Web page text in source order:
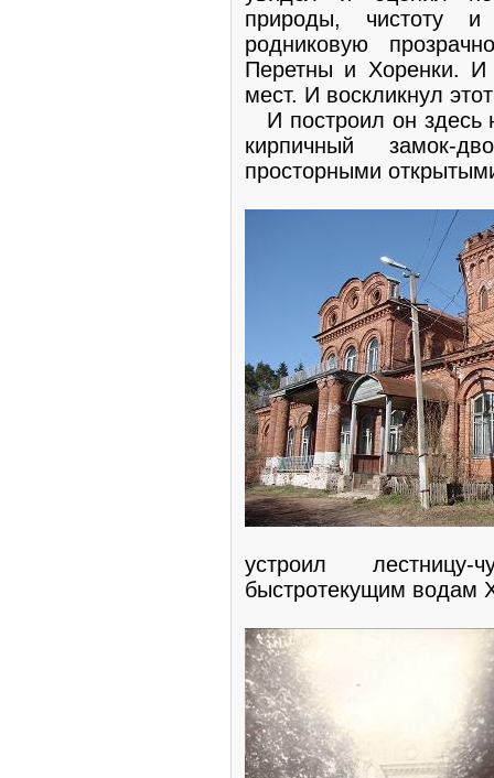
природы, чистоту и
родниковую
Перетны и Хоренки. И
мест. И воскликнул
И построил он здесь
кирпичный
просторными
устроил
быстротекущим водам